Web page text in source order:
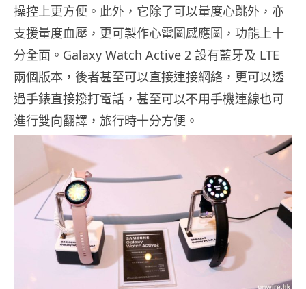
操控上更方便。此外，它除了可以量度心跳外，亦
支援量度血壓，更可製作心電圖感應圖，功能上十
分全面。Galaxy Watch Active 2 設有藍牙及 LTE
兩個版本，後者甚至可以直接連接網絡，更可以透
過手錶直接撥打電話，甚至可以不用手機連線也可
進行雙向翻譯，旅行時十分方便。